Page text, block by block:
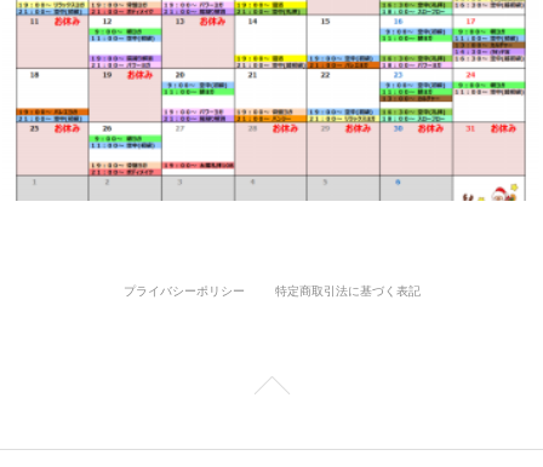
プライバシーポリシー 特定商取引法に基づく表記